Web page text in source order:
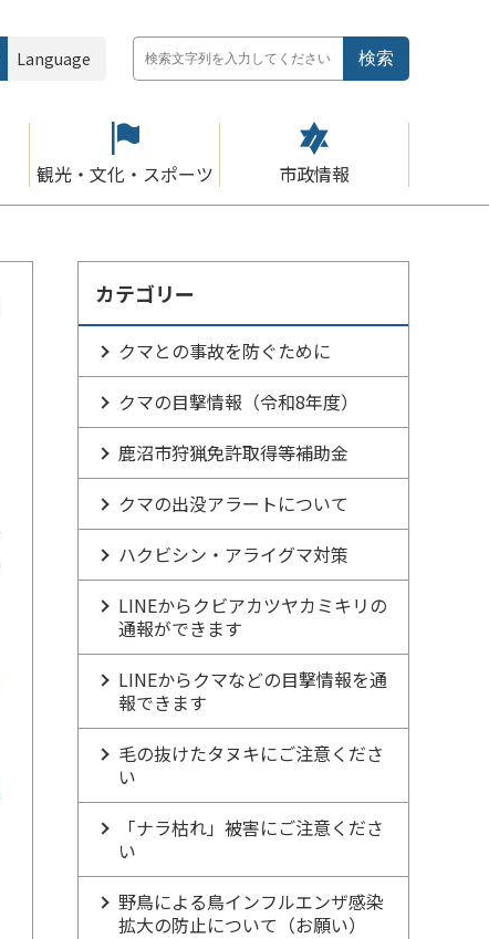
Language
観光・文化・スポーツ 市政情報
カテゴリー
クマとの事故を防ぐために
クマの目撃情報（令和8年度）
鹿沼市狩猟免許取得等補助金
クマの出没アラートについて
ハクビシン・アライグマ対策
LINEからクビアカツヤカミキリの
通報ができます
LINEからクマなどの目撃情報を通
報できます
毛の抜けたタヌキにご注意くださ
い
「ナラ枯れ」被害にご注意くださ
い
野鳥による鳥インフルエンザ感染
拡大の防止について（お願い）